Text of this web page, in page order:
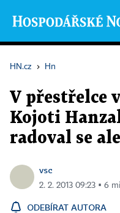
HN.cz › Hn
V přestřelce
Kojoti
radoval se
vsc
2. 2. 2013 09:23 ▪ 6
ODEBÍRAT AUTORA